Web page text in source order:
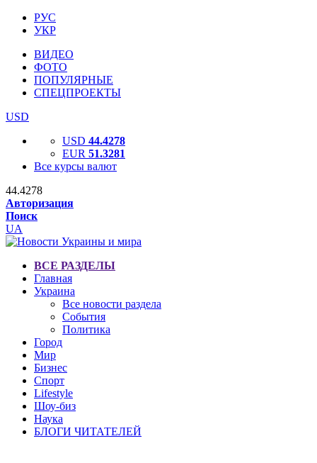
РУС
УКР
ВИДЕО
ФОТО
ПОПУЛЯРНЫЕ
СПЕЦПРОЕКТЫ
USD
USD 44.4278
EUR 51.3281
Все курсы валют
44.4278
Авторизация
Поиск
UA
ВСЕ РАЗДЕЛЫ
Главная
Украина
Все новости раздела
События
Политика
Город
Мир
Бизнес
Спорт
Lifestyle
Шоу-биз
Наука
БЛОГИ ЧИТАТЕЛЕЙ